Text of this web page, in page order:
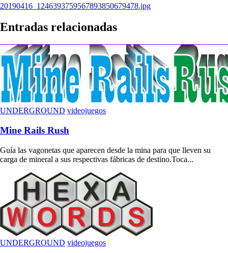
Navegación
de
entradas
20190416_1246393759567893850679478.jpg
Entradas relacionadas
UNDERGROUND videojuegos
Mine Rails Rush
Guía las vagonetas que aparecen desde la mina para que lleven su
carga de mineral a sus respectivas fábricas de destino.Toca...
UNDERGROUND videojuegos